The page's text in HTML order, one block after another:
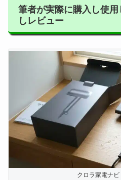
筆者が実際に購入し使
しレビュー
クロラ家電ナ